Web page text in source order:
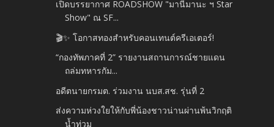
เปิดบรรยากาศ ROADSHOW "มานีมานะ ฯ Star
Show" ณ SF...
🎬✨ โอกาสทองสำหรับคอนเทนต์ครีเอเตอร์!
“กองทัพภาคที่ 2” รายงานสถานการณ์ชายแดน
ถล่มทหารกัม...
อดีตนายกรมต. ร่วมงาน นบส.สช. รุ่นที่ 2
ส่งความห่วงใยให้กับพี่น้องชาวน่านผ่านพ้นวิกฤติ
น้ำท่วม